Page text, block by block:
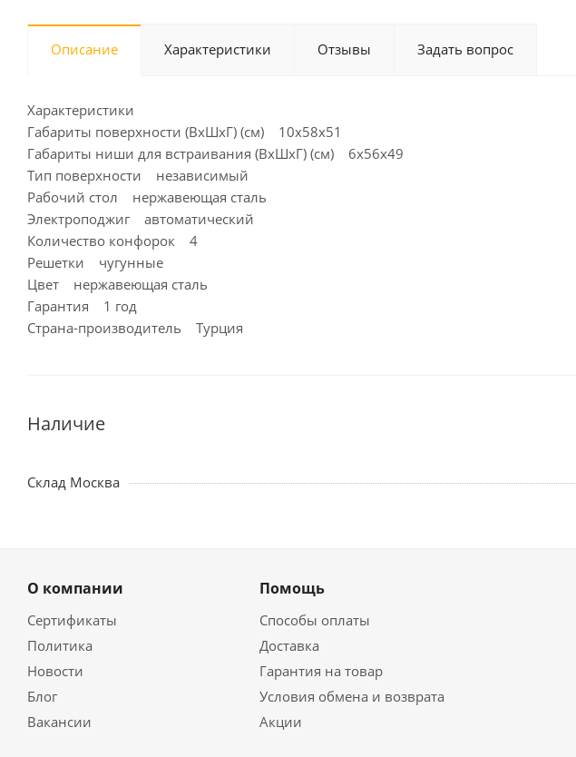
Описание Характеристики Отзывы Задать вопрос
Характеристики
Габариты поверхности (ВхШхГ) (см) 10x58x51
Габариты ниши для встраивания (ВхШхГ) (см) 6x56x49
Тип поверхности независимый
Рабочий стол нержавеющая сталь
Электроподжиг автоматический
Количество конфорок 4
Решетки чугунные
Цвет нержавеющая сталь
Гарантия 1 год
Страна-производитель Турция
Наличие
Склад Москва
О компании
Сертификаты
Политика
Новости
Блог
Вакансии
Помощь
Способы оплаты
Доставка
Гарантия на товар
Условия обмена и возврата
Акции